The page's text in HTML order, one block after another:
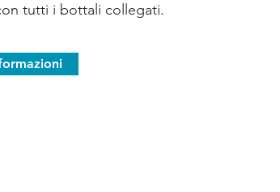
tutti i bottali collegati.